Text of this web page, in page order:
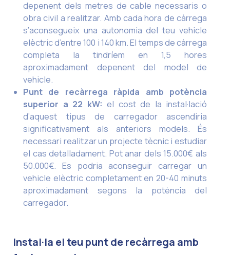
depenent dels metres de cable necessaris o
obra civil a realitzar. Amb cada hora de càrrega
s’aconsegueix una autonomia del teu vehicle
elèctric d’entre 100 i 140 km. El temps de càrrega
completa la tindríem en 1,5 hores
aproximadament depenent del model de
vehicle.
Punt de recàrrega ràpida amb potència
superior a 22 kW: el cost de la instal·lació
d’aquest tipus de carregador ascendiria
significativament als anteriors models. És
necessari realitzar un projecte tècnic i estudiar
el cas detalladament. Pot anar dels 15.000€ als
50.000€. Es podria aconseguir carregar un
vehicle elèctric completament en 20-40 minuts
aproximadament segons la potència del
carregador.
Instal·la el teu punt de recàrrega amb